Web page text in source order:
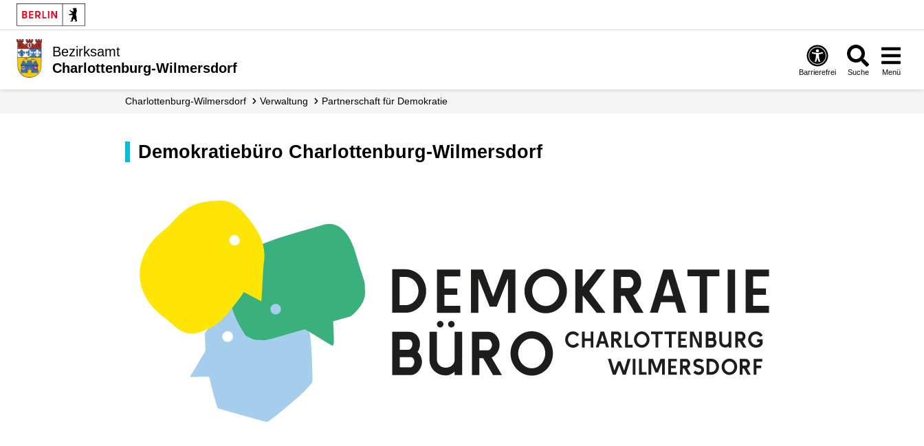
Bezirksamt
Charlottenburg-Wilmersdorf
Barrierefrei Suche Menü
Charlottenburg-Wilmersdorf Verwaltung Partnerschaft für Demokratie
Demokratiebüro Charlottenburg-Wilmersdorf